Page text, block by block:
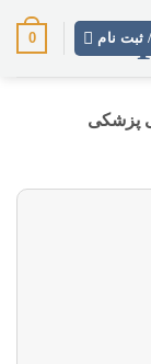
ثبت نام 0
پزشکی